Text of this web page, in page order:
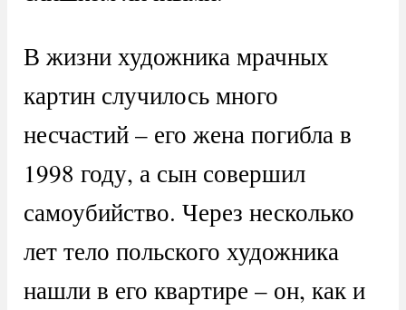
В жизни художника мрачных
картин случилось много
несчастий – его жена погибла в
1998 году, а сын совершил
самоубийство. Через несколько
лет тело польского художника
нашли в его квартире – он, как и